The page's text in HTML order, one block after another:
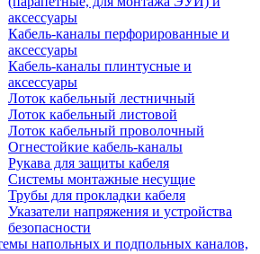
аксессуары
Кабель-каналы перфорированные и
аксессуары
Кабель-каналы плинтусные и
аксессуары
Лоток кабельный лестничный
Лоток кабельный листовой
Лоток кабельный проволочный
Огнестойкие кабель-каналы
Рукава для защиты кабеля
Системы монтажные несущие
Трубы для прокладки кабеля
Указатели напряжения и устройства
безопасности
напольных и подпольных каналов,